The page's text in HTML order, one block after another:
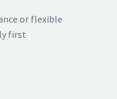
or flexible
first